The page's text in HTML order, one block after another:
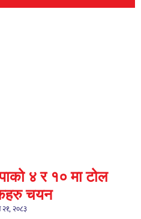
४ र १० मा टोल
चयन
२१, २०८३